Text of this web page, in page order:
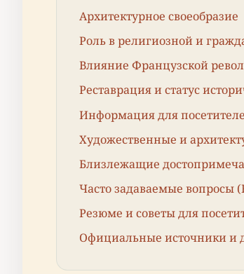
Архитектурное своеобразие
Роль в религиозной и
Влияние Французской
Реставрация и статус
Информация для
Художественные и
Близлежащие
Часто задаваемые вопросы
Резюме и советы для
Официальные источники и